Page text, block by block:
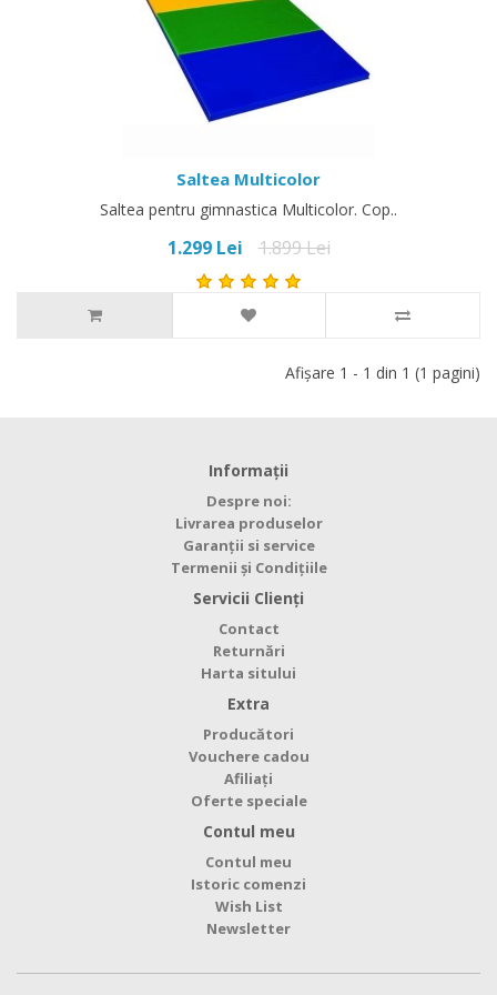
Saltea Multicolor
Saltea pentru gimnastica Multicolor. Cop..
1.299 Lei 1.899 Lei
Afişare 1 - 1 din 1 (1 pagini)
Informaţii
Despre noi:
Livrarea produselor
Garanții si service
Termenii și Condițiile
Servicii Clienţi
Contact
Returnări
Harta sitului
Extra
Producători
Vouchere cadou
Afiliaţi
Oferte speciale
Contul meu
Contul meu
Istoric comenzi
Wish List
Newsletter